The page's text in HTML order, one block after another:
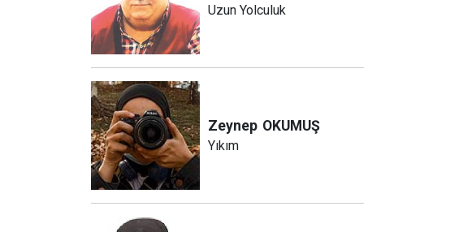
Uzun Yolculuk
Zeynep OKUMUŞ
Yıkım